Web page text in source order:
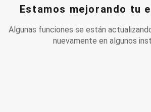
Estamos mejorando tu
Algunas funciones se están
nuevamente en algunos